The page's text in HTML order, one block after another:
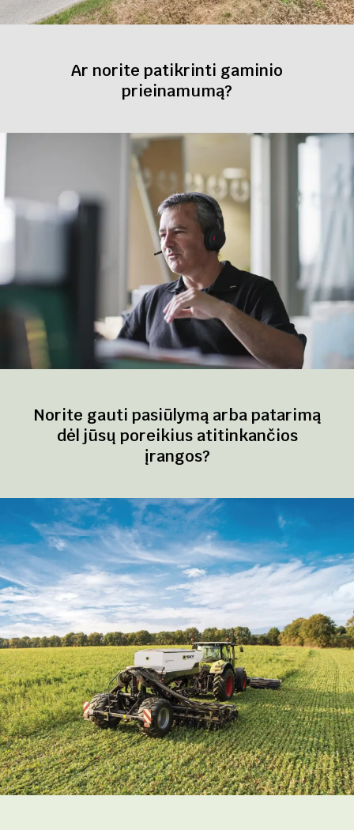
Ar norite patikrinti gaminio
prieinamumą?
Norite gauti pasiūlymą arba patarimą
dėl jūsų poreikius atitinkančios
įrangos?